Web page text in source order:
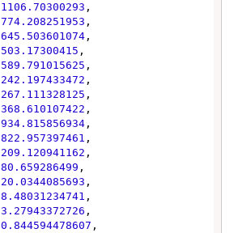
1106.70300293 ,
774.208251953 ,
645.503601074 ,
503.17300415 ,
589.791015625 ,
242.197433472 ,
267.111328125 ,
368.610107422 ,
934.815856934 ,
822.957397461 ,
209.120941162 ,
80.659286499 ,
20.0344085693 ,
8.48031234741 ,
3.27943372726 ,
0.844594478607 ,